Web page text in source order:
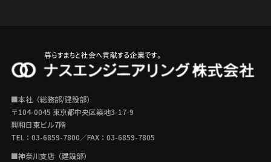
■本社（総務部/建設部）
〒104-0045 東京都中央区築地3-17-9
興和日東ビル7階
TEL： 03-6859-7800／FAX：03-6859-7805
■神奈川支店（建設部）